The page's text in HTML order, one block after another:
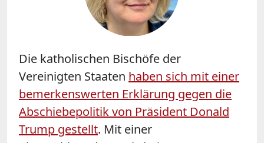
Die katholischen Bischöfe der
Vereinigten Staaten haben sich mit einer
bemerkenswerten Erklärung gegen die
Abschiebepolitik von Präsident Donald
Trump gestellt. Mit einer